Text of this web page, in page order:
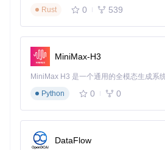
若出现歌词乱码问题，可通过以下步骤
检查配置文件中的fileEncoding
确保设置为
删除已下载的乱码歌词文件后重新
通过src/ZonyLrcTools.Cli/
定制：
参数
Rust
0 539
MiniMax-H3
Python
0 0
DataFlow